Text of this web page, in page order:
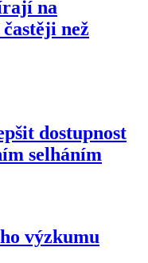
na
než
dostupnost
selháním
výzkumu